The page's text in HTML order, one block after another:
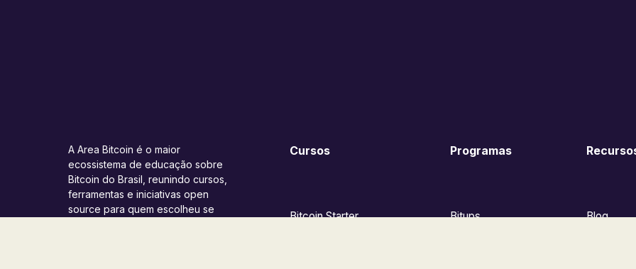
A Area Bitcoin é o maior
ecossistema de educação sobre
Bitcoin do Brasil, reunindo cursos,
ferramentas e iniciativas open
source para quem escolheu se
Cursos
Bitcoin Starter
Programas
Bitups Blog